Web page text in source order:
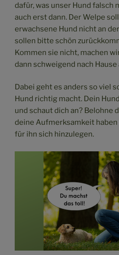
dafür, was unser Hund falsch
auch erst dann. Der Welpe
erwachsene Hund nicht an
sollen bitte schön
Kommen sie nicht, machen
dann schweigend nach
Dabei geht es anders so viel
Hund richtig macht. Dein
und schaut dich an? Belohne
deine Aufmerksamkeit
für ihn sich hinzulegen.